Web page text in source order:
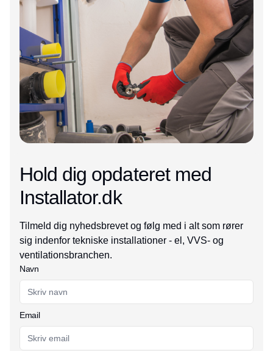
Hold dig opdateret med
Installator.dk
Tilmeld dig nyhedsbrevet og følg med i alt som rører
sig indenfor tekniske installationer - el, VVS- og
ventilationsbranchen.
Navn
Email